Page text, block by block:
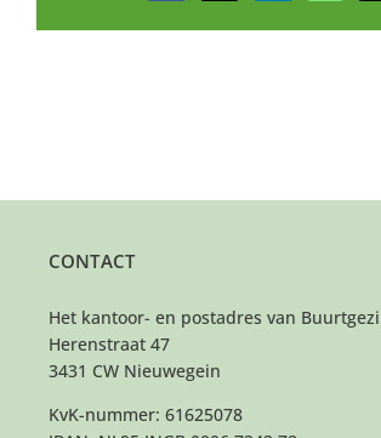
CONTACT
Het kantoor- en postadres van
Herenstraat 47
3431 CW Nieuwegein
KvK-nummer: 61625078